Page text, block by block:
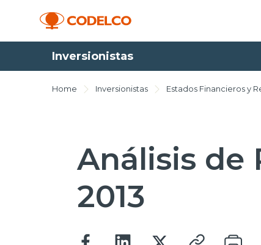
Inversionistas
Home Inversionistas Estados Financieros y
Análisis de
2013